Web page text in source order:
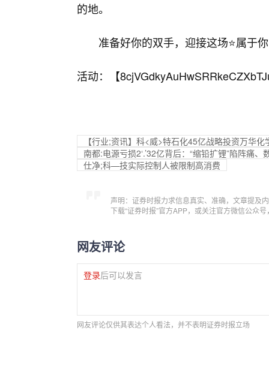
的地。
准备好你的双手，迎接这场⭐属于
活动：【
【行业;资讯】科<威>特石化45亿战略投资万华
南都:电源亏损2‘.’32亿背后：“缩铅扩锂”陷阵痛
仕净;科—技实际控制人被限制高消费
声明：证券时报力求信息真实、准确，文章提及
下载“证券时报”官方APP，或关注官方微信公众
网友评论
登录后可以发言
网友评论仅供其表达个人看法，并不表明证券时报立场